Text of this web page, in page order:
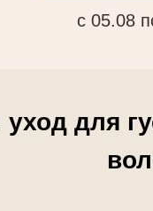
уход для